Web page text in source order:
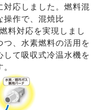
対応しました。燃料混
操作で、混焼比
料対応を実現しまし
つ、水素燃料の活用を
して吸収式冷温水機を